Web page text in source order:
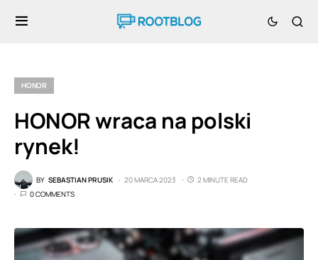
HONOR
HONOR wraca na polski
rynek!
BY SEBASTIAN PRUSIK 20 MARCA 2023
2 MINUTE READ
0 COMMENTS